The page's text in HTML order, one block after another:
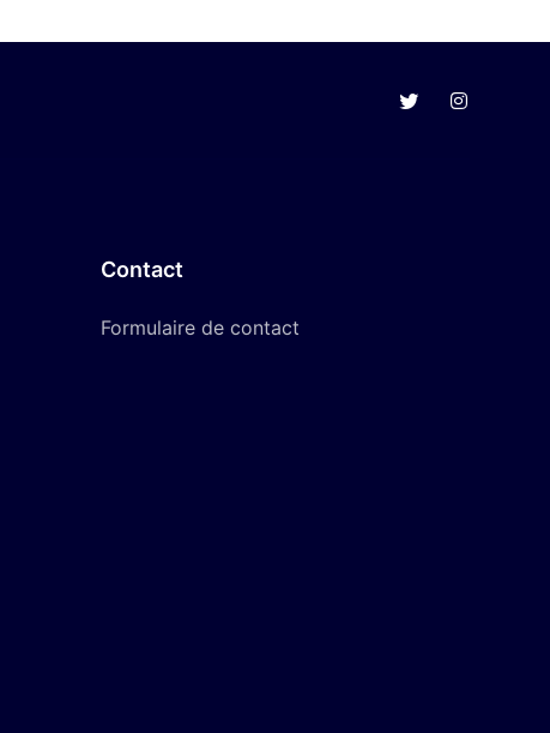
Contact
Formulaire de contact